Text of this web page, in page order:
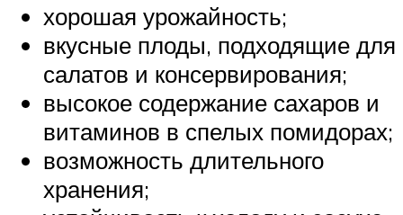
хорошая урожайность;
вкусные плоды, подходящие для
салатов и консервирования;
высокое содержание сахаров и
витаминов в спелых помидорах;
возможность длительного
хранения;